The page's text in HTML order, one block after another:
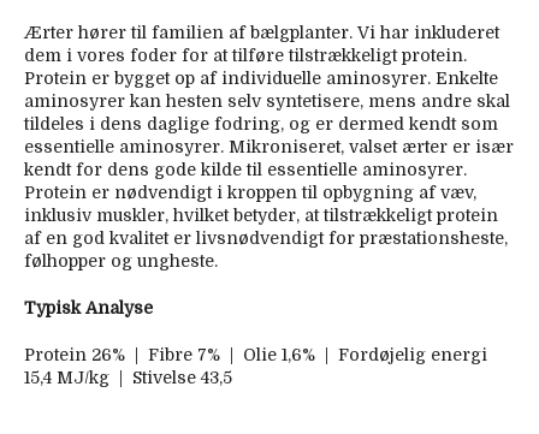
Ærter hører til familien af bælgplanter. Vi har inkluderet
dem i vores foder for at tilføre tilstrækkeligt protein.
Protein er bygget op af individuelle aminosyrer. Enkelte
aminosyrer kan hesten selv syntetisere, mens andre skal
tildeles i dens daglige fodring, og er dermed kendt som
essentielle aminosyrer. Mikroniseret, valset ærter er især
kendt for dens gode kilde til essentielle aminosyrer.
Protein er nødvendigt i kroppen til opbygning af væv,
inklusiv muskler, hvilket betyder, at tilstrækkeligt protein
af en god kvalitet er livsnødvendigt for præstationsheste,
følhopper og ungheste.
Typisk Analyse
Protein 26% | Fibre 7% | Olie 1,6% | Fordøjelig energi
15,4 MJ/kg | Stivelse 43,5